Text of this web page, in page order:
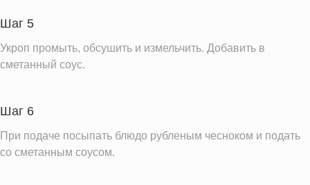
Шаг 5
Укроп промыть, обсушить и измельчить. Добавить в
сметанный соус.
Шаг 6
При подаче посыпать блюдо рубленым чесноком и подать
со сметанным соусом.